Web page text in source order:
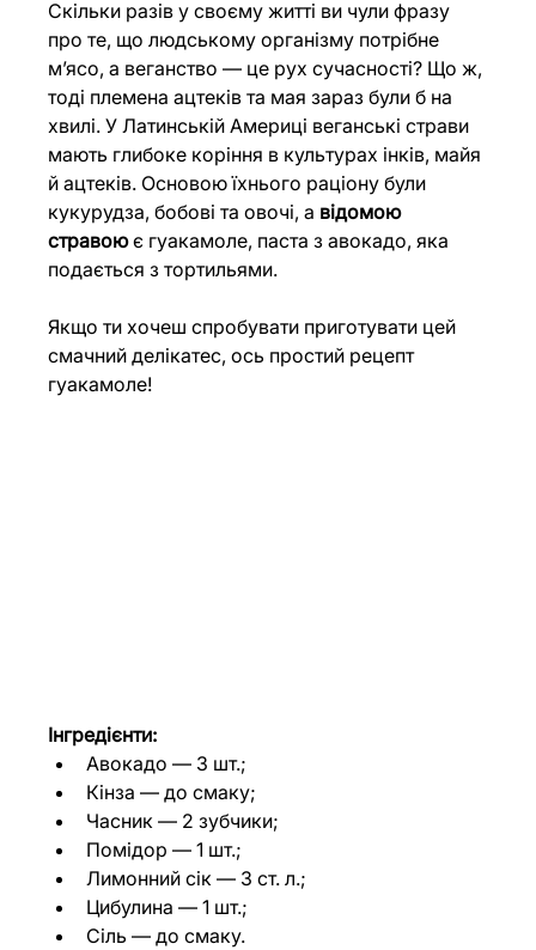
Скільки разів у своєму житті ви чули фразу
про те, що людському організму потрібне
мʼясо, а веганство — це рух сучасності? Що ж,
тоді племена ацтеків та мая зараз були б на
хвилі. У Латинській Америці веганські страви
мають глибоке коріння в культурах інків, майя
й ацтеків. Основою їхнього раціону були
кукурудза, бобові та овочі, а відомою
стравою є гуакамоле, паста з авокадо, яка
подається з тортильями.
Якщо ти хочеш спробувати приготувати цей
смачний делікатес, ось простий рецепт
гуакамоле!
Інгредієнти:
Авокадо — 3 шт.;
Кінза — до смаку;
Часник — 2 зубчики;
Помідор — 1 шт.;
Лимонний сік — 3 ст. л.;
Цибулина — 1 шт.;
Сіль — до смаку.